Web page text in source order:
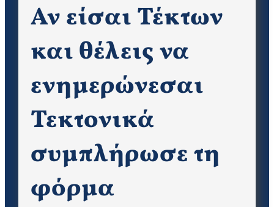
Αν είσαι Τέκτων
και θέλεις να
ενημερώνεσαι
Τεκτονικά
συμπλήρωσε τη
φόρμα